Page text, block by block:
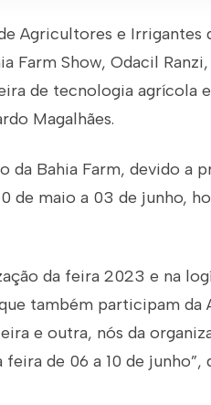
Agricultores e Irrigantes
Farm Show, Odacil
de tecnologia agrícola
Magalhães.
da Bahia Farm, devido a
de maio a 03 de junho,
da feira 2023 e na
também participam da
e outra, nós da
feira de 06 a 10 de